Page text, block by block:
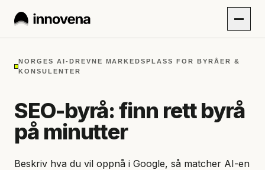
NORGES AI-DREVNE MARKEDSPLASS FOR BYRÅER &
KONSULENTER
SEO-byrå: finn rett byrå
på minutter
Beskriv hva du vil oppnå i Google, så matcher AI-en